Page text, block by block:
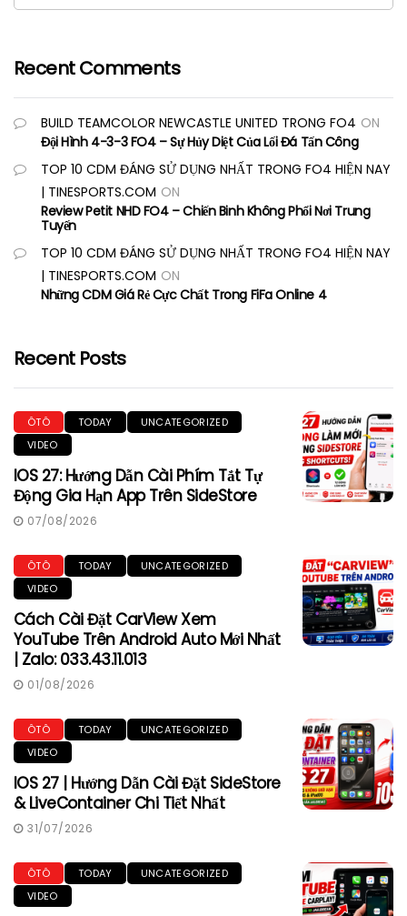
Recent Comments
BUILD TEAMCOLOR NEWCASTLE UNITED TRONG FO4 ON
Đội Hình 4-3-3 FO4 – Sự Hủy Diệt Của Lối Đá Tấn Công
TOP 10 CDM ĐÁNG SỬ DỤNG NHẤT TRONG FO4 HIỆN NAY
| TINESPORTS.COM ON
Review Petit NHD FO4 – Chiến Binh Không Phổi Nơi Trung
Tuyến
TOP 10 CDM ĐÁNG SỬ DỤNG NHẤT TRONG FO4 HIỆN NAY
| TINESPORTS.COM ON
Những CDM Giá Rẻ Cực Chất Trong FiFa Online 4
Recent Posts
ÔTÔ TODAY
UNCATEGORIZED
VIDEO
IOS 27: Hướng Dẫn Cài Phím Tắt Tự
Động Gia Hạn App Trên SideStore
07/08/2026
ÔTÔ TODAY
UNCATEGORIZED
VIDEO
Cách Cài Đặt CarView Xem
YouTube Trên Android Auto Mới Nhất
| Zalo: 033.43.11.013
01/08/2026
ÔTÔ TODAY
UNCATEGORIZED
VIDEO
IOS 27 | Hướng Dẫn Cài Đặt SideStore
& LiveContainer Chi Tiết Nhất
31/07/2026
ÔTÔ TODAY
UNCATEGORIZED
VIDEO